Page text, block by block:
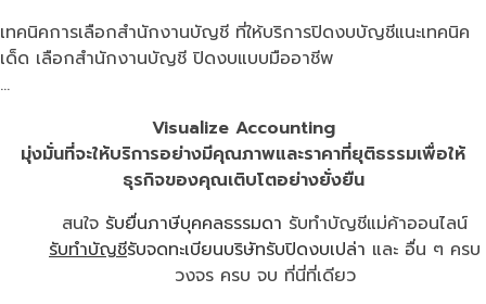
เทคนิคการเลือกสำนักงานบัญชี ที่ให้บริการปิดงบบัญชีแนะเทคนิค
เด็ด เลือกสำนักงานบัญชี ปิดงบแบบมืออาชีพ
…
Visualize Accounting
มุ่งมั่นที่จะให้บริการอย่างมีคุณภาพและราคาที่ยุติธรรมเพื่อให้
ธุรกิจของคุณเติบโตอย่างยั่งยืน
สนใจ รับยื่นภาษีบุคคลธรรมดา รับทำบัญชีแม่ค้าออนไลน์
รับทำบัญชีรับจดทะเบียนบริษัทรับปิดงบเปล่า และ อื่น ๆ ครบ
วงจร ครบ จบ ที่นี่ที่เดียว